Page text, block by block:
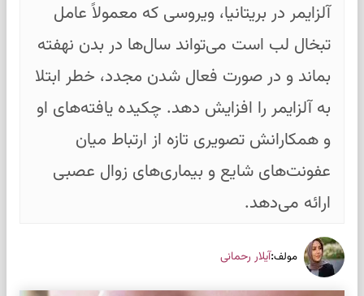
آلزایمر در بریتانیا، ویروسی که معمولاً عامل
تبخال لب است می‌تواند سال‌ها در بدن نهفته
بماند و در صورت فعال شدن مجدد، خطر ابتلا
به آلزایمر را افزایش دهد. چکیده یافته‌های او
و همکارانش تصویری تازه از ارتباط میان
عفونت‌های شایع و بیماری‌های زوال عصبی
ارائه می‌دهد.
مولف:آیلار رحمانی